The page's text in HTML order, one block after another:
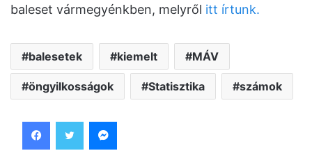
baleset vármegyénkben, melyről itt írtunk.
balesetek kiemelt MÁV
öngyilkosságok Statisztika számok